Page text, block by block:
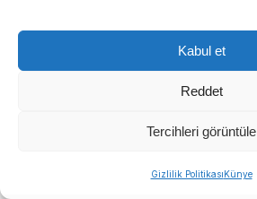
Kabul et
Reddet
Tercihleri görüntüle
Gizlilik PolitikasıKünye